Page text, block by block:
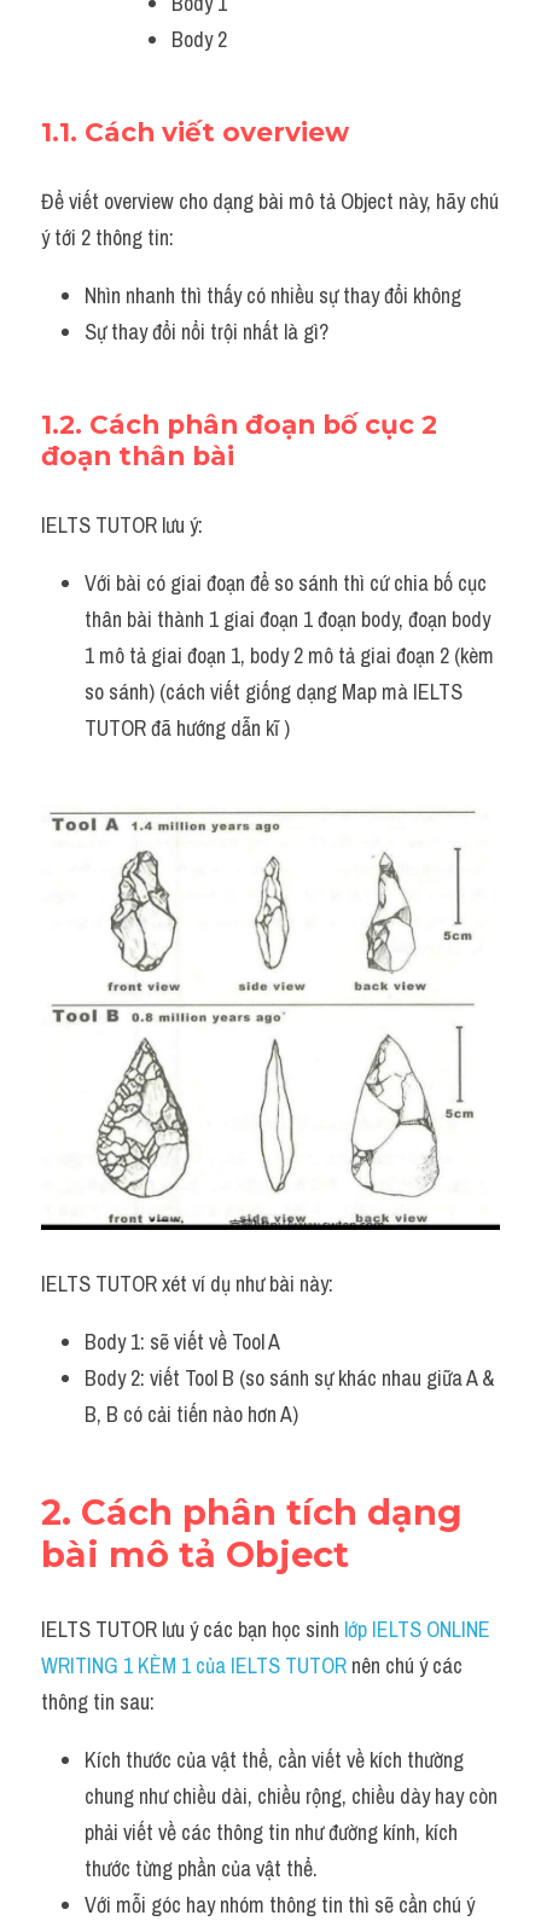
Body 2
1.1. Cách viết overview
Để viết overview cho dạng bài mô tả Object này, hãy chú
ý tới 2 thông tin:
Nhìn nhanh thì thấy có nhiều sự thay đổi không
Sự thay đổi nổi trội nhất là gì?
1.2. Cách phân đoạn bố cục 2
đoạn thân bài
IELTS TUTOR lưu ý:
Với bài có giai đoạn để so sánh thì cứ chia bố cục
thân bài thành 1 giai đoạn 1 đoạn body, đoạn body
1 mô tả giai đoạn 1, body 2 mô tả giai đoạn 2 (kèm
so sánh) (cách viết giống dạng Map mà IELTS
TUTOR đã hướng dẫn kĩ )
IELTS TUTOR xét ví dụ như bài này:
Body 1: sẽ viết về Tool A
Body 2: viết Tool B (so sánh sự khác nhau giữa A &
B, B có cải tiến nào hơn A)
2. Cách phân tích dạng
bài mô tả Object
IELTS TUTOR lưu ý các bạn học sinh lớp IELTS ONLINE
WRITING 1 KÈM 1 của IELTS TUTOR nên chú ý các
thông tin sau:
Kích thước của vật thể, cần viết về kích thường
chung như chiều dài, chiều rộng, chiều dày hay còn
phải viết về các thông tin như đường kính, kích
thước từng phần của vật thể.
Với mỗi góc hay nhóm thông tin thì sẽ cần chú ý